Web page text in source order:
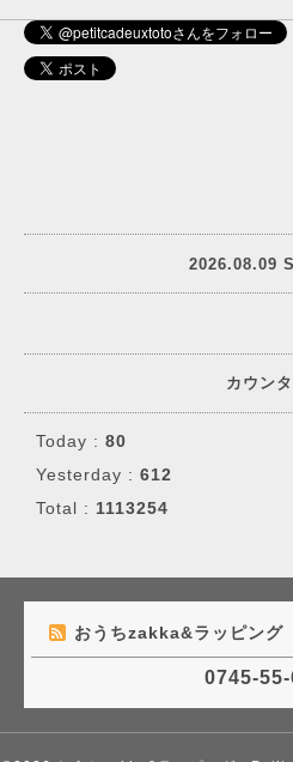
2026.08.09
カウン
Today : 80
Yesterday : 612
Total : 1113254
おうちzakka&ラッピン
0745-